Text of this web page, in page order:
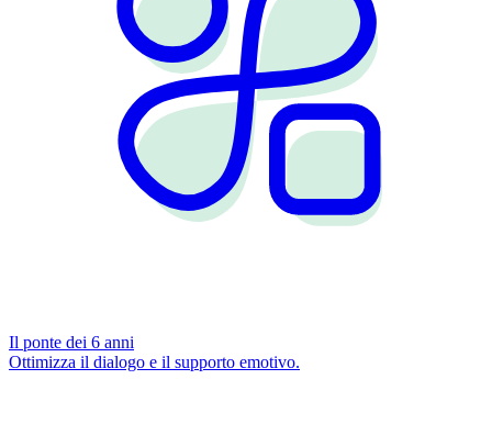
Il ponte dei 6 anni
Ottimizza il dialogo e il supporto emotivo.